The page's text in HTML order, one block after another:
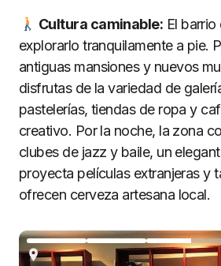
Cultura caminable: El
explorarlo tranquilamente a pie.
antiguas mansiones y nuevos
disfrutas de la variedad de
pastelerías, tiendas de ropa y
creativo. Por la noche, la zona
clubes de jazz y baile, un
proyecta películas extranjeras y
ofrecen cerveza artesana local.